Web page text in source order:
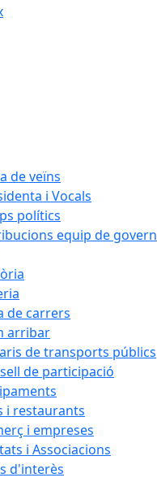
de veïns
i Vocals
polítics
equip de govern
de carrers
arribar
de transports públics
de participació
i restaurants
i empreses
i Associacions
d'interès